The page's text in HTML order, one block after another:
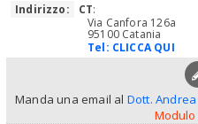
Indirizzo:
CT:
Via Canfora 126a
95100 Catania
Tel: CLICCA QUI
Manda una email al Dott.